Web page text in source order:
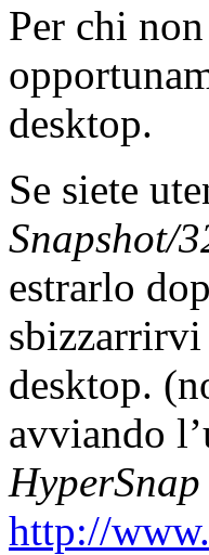
Per chi
desktop.
Se siete
Snapshot/
estrarlo
sbizzarrirvi
desktop.
avviando
HyperSnap
http://